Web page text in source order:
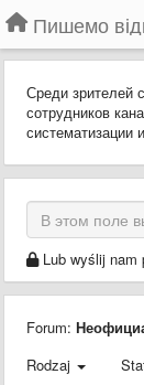
Среди зрителей
сотрудников
систематизации
Lub wyślij nam
Forum:
Rodzaj